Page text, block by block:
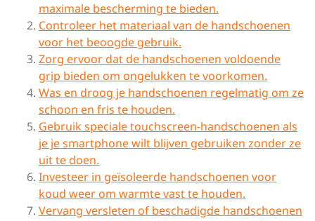
maximale bescherming te bieden.
Controleer het materiaal van de handschoenen
voor het beoogde gebruik.
Zorg ervoor dat de handschoenen voldoende
grip bieden om ongelukken te voorkomen.
Was en droog je handschoenen regelmatig om ze
schoon en fris te houden.
Gebruik speciale touchscreen-handschoenen als
je je smartphone wilt blijven gebruiken zonder ze
uit te doen.
Investeer in geïsoleerde handschoenen voor
koud weer om warmte vast te houden.
Vervang versleten of beschadigde handschoenen